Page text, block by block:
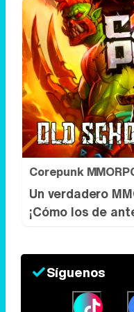
Corepunk
Un verdadero
¡Cómo los de
Síguenos